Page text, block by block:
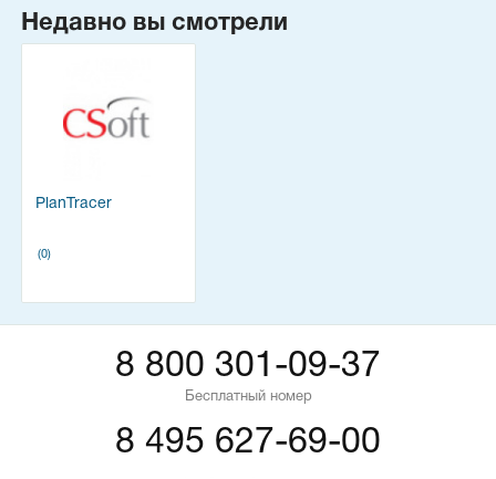
Недавно вы смотрели
PlanTracer
(0)
8 800 301-09-37
Бесплатный номер
8 495 627-69-00